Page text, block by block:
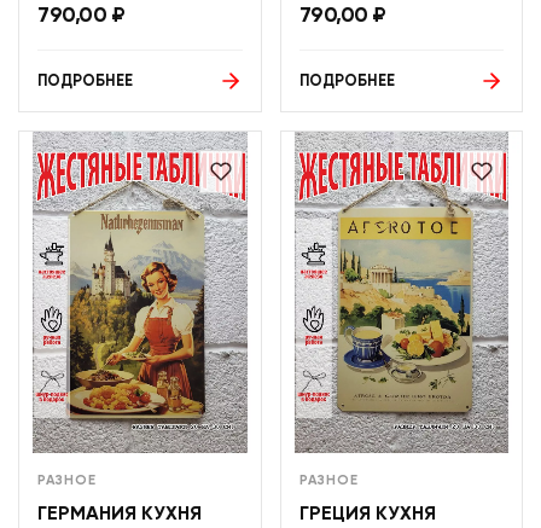
790,00 ₽
ПОДРОБНЕЕ
790,00 ₽
ПОДРОБНЕЕ
РАЗНОЕ
ГЕРМАНИЯ КУХНЯ
РАЗНОЕ
ГРЕЦИЯ КУХНЯ